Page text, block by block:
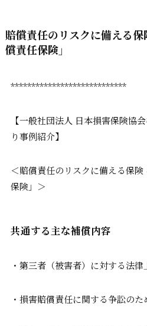
賠償責任のリスクに備える
償責任保険」
****************************
【一般社団法人 日本損害保険協
り事例紹介】
＜賠償責任のリスクに備える保
保険」＞
共通する主な補償内容
・第三者（被害者）に対する法
・損害賠償責任に関する争訟の